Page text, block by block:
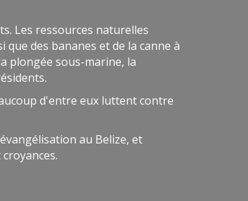
Les ressources naturelles
des bananes et de la canne à
plongée sous-marine, la
d'entre eux luttent contre
au Belize, et